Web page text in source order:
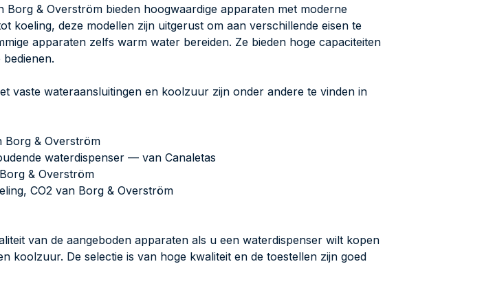
Borg & Overström bieden hoogwaardige apparaten met moderne
koeling, deze modellen zijn uitgerust om aan verschillende eisen te
apparaten zelfs warm water bereiden. Ze bieden hoge capaciteiten
vaste wateraansluitingen en koolzuur zijn onder andere te vinden in
Borg & Overström
waterdispenser — van Canaletas
& Overström
CO2 van Borg & Overström
van de aangeboden apparaten als u een waterdispenser wilt kopen
koolzuur. De selectie is van hoge kwaliteit en de toestellen zijn goed